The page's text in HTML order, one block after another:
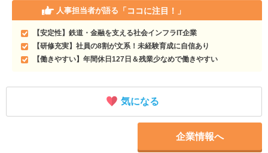
人事担当者が語る 「ココに注目！」
【安定性】鉄道・金融を支える社会インフラIT企業
【研修充実】社員の8割が文系！未経験育成に自信あり
【働きやすい】年間休日127日＆残業少なめで働きやすい
気になる
企業情報へ